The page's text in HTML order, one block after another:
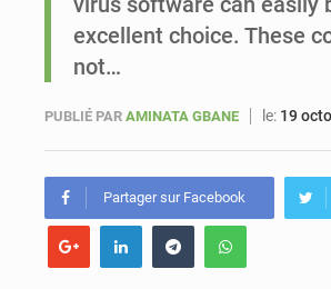
excellent choice. These
not…
PUBLIÉ PAR AMINATA GBANE le: 19
Partager sur Facebook